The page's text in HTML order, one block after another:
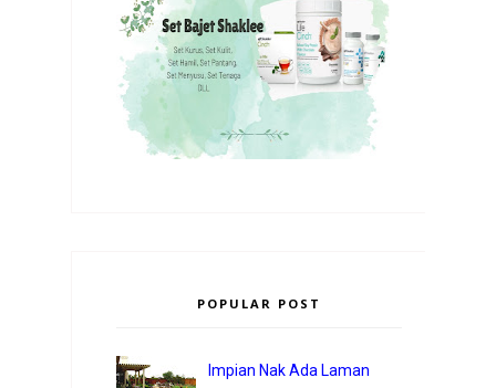
POPULAR POST
Impian Nak Ada Laman